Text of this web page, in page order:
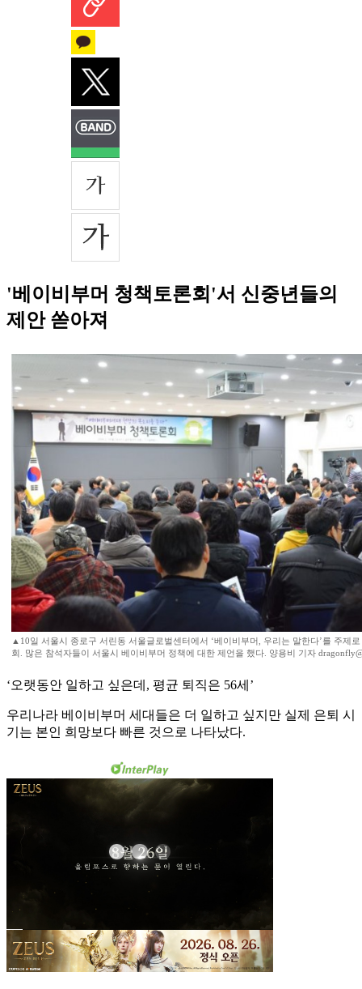
'베이비부머 청책토론회'서 신중년들의
제안 쏟아져
▲10일 서울시 종로구 서린동 서울글로벌센터에서 ‘베이비부머, 우리는 말한다’를 주제
회. 많은 참석자들이 서울시 베이비부머 정책에 대한 제언을 했다. 양용비 기자
‘오랫동안 일하고 싶은데, 평균 퇴직은 56세’
우리나라 베이비부머 세대들은 더 일하고 싶지만 실제 은퇴 시
기는 본인 희망보다 빠른 것으로 나타났다.